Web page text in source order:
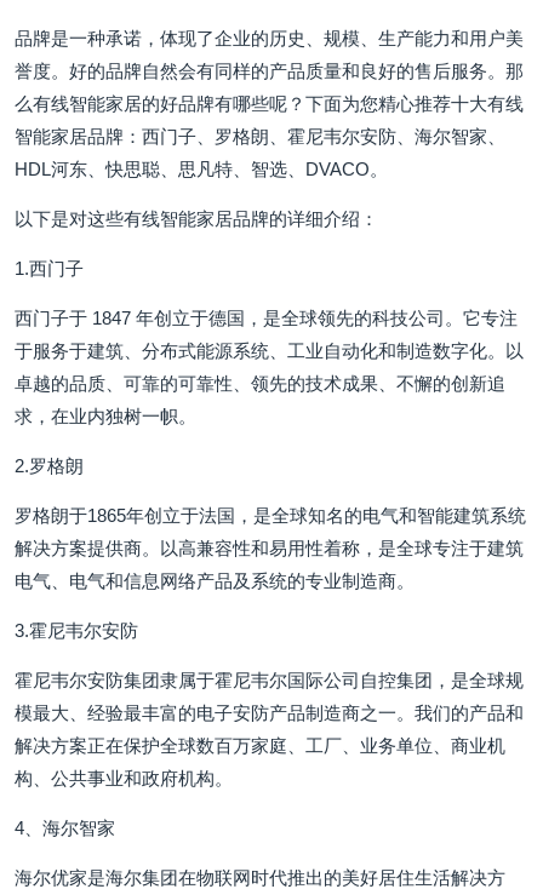
品牌是一种承诺，体现了企业的历史、规模、生产能力和用户美
誉度。好的品牌自然会有同样的产品质量和良好的售后服务。那
么有线智能家居的好品牌有哪些呢？下面为您精心推荐十大有线
智能家居品牌：西门子、罗格朗、霍尼韦尔安防、海尔智家、
HDL河东、快思聪、思凡特、智选、DVACO。
以下是对这些有线智能家居品牌的详细介绍：
1.西门子
西门子于 1847 年创立于德国，是全球领先的科技公司。它专注
于服务于建筑、分布式能源系统、工业自动化和制造数字化。以
卓越的品质、可靠的可靠性、领先的技术成果、不懈的创新追
求，在业内独树一帜。
2.罗格朗
罗格朗于1865年创立于法国，是全球知名的电气和智能建筑系统
解决方案提供商。以高兼容性和易用性着称，是全球专注于建筑
电气、电气和信息网络产品及系统的专业制造商。
3.霍尼韦尔安防
霍尼韦尔安防集团隶属于霍尼韦尔国际公司自控集团，是全球规
模最大、经验最丰富的电子安防产品制造商之一。我们的产品和
解决方案正在保护全球数百万家庭、工厂、业务单位、商业机
构、公共事业和政府机构。
4、海尔智家
海尔优家是海尔集团在物联网时代推出的美好居住生活解决方